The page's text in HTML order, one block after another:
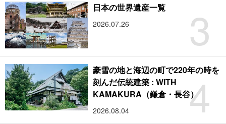
3
日本の世界遺産一覧
2026.07.26
4
豪雪の地と海辺の町で220年の時を
刻んだ伝統建築 : WITH
KAMAKURA（鎌倉・長谷）
2026.08.04